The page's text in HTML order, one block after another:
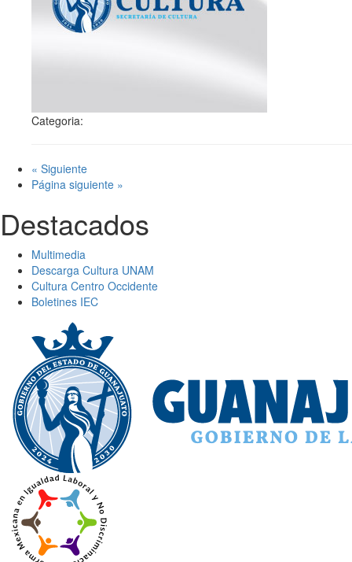
Categoria:
« Siguiente
Página siguiente »
Destacados
Multimedia
Descarga Cultura UNAM
Cultura Centro Occidente
Boletines IEC